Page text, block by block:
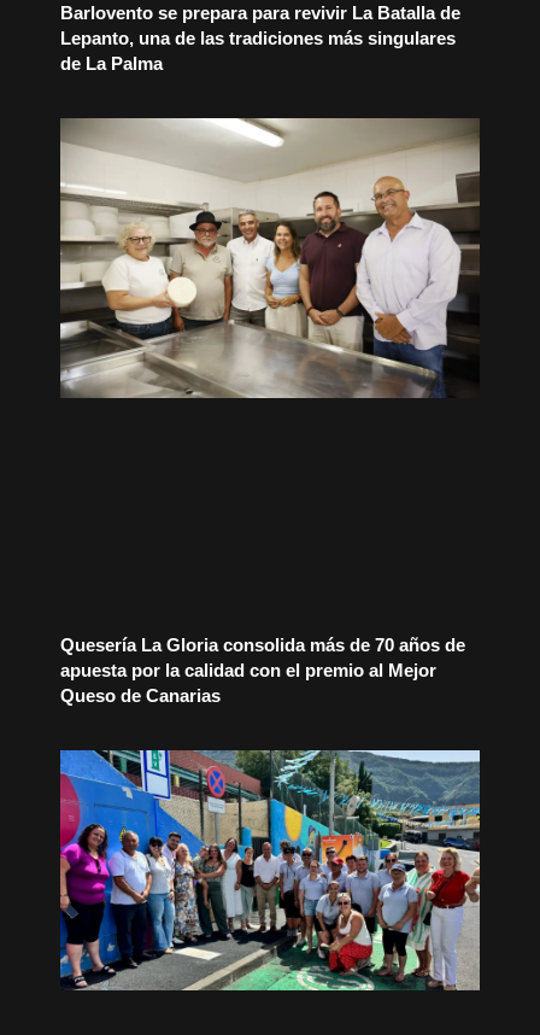
Barlovento se prepara para revivir La Batalla de
Lepanto, una de las tradiciones más singulares
de La Palma
Quesería La Gloria consolida más de 70 años de
apuesta por la calidad con el premio al Mejor
Queso de Canarias